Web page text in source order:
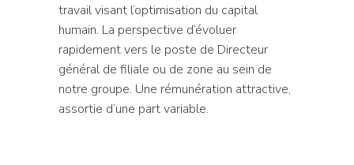
travail visant l’optimisation du capital
humain. La perspective d’évoluer
rapidement vers le poste de Directeur
général de filiale ou de zone au sein de
notre groupe. Une rémunération attractive,
assortie d’une part variable.